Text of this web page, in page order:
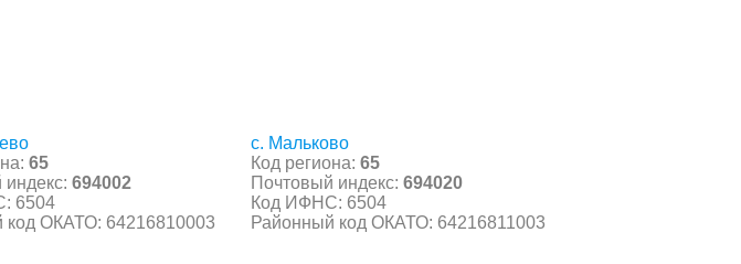
65
694002
6504
код ОКАТО: 64216810003
с. Мальково
Код региона: 65
Почтовый индекс: 694020
Код ИФНС: 6504
Районный код ОКАТО: 64216811003